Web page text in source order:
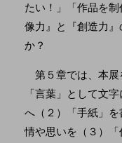
たい！」「作品を
像力』と『創造力
か？
第５章では、本展
「言葉」として文
へ（２）「手紙」
情や思いを（３）